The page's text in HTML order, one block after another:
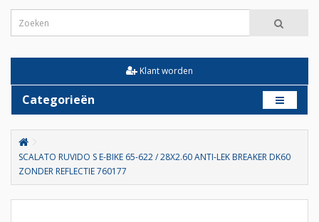
Klant worden
Categorieën
SCALATO RUVIDO S E-BIKE 65-622 / 28X2.60 ANTI-LEK BREAKER DK60
ZONDER REFLECTIE 760177